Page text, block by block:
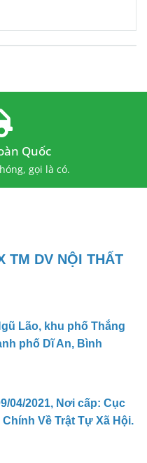
bộ bàn ghế
điện thoại hoặc
tiết hơn về sản
trình ưu đãi
TM DV NỘI
13/10 Đường
phố Thắng Lợi 2,
phố Dĩ An, Bình
P. Dĩ An, TP.
Quốc
gọi là có.
TM DV NỘI THẤT
Lão, khu phố Thắng
phố Dĩ An, Bình
04/2021, Nơi cấp: Cục
Về Trật Tự Xã Hội.